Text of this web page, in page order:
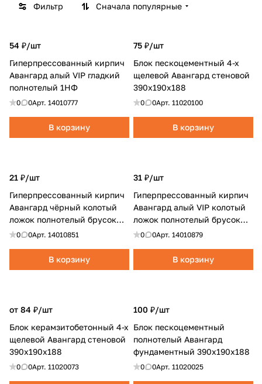
Фильтр Сначала популярные
54 ₽/шт
Гиперпрессованный кирпич
Авангард алый VIP гладкий
полнотелый 1НФ
0 0Арт. 14010777
В корзину
75 ₽/шт
Блок пескоцементный 4-х
щелевой Авангард стеновой
390х190х188
0 0Арт. 11020100
В корзину
21 ₽/шт
Гиперпрессованный кирпич
Авангард чёрный колотый
ложок полнотелый брусок
0.5НФ
0 0Арт. 14010851
В корзину
31 ₽/шт
Гиперпрессованный кирпич
Авангард алый VIP колотый
ложок полнотелый брусок
0.5НФ
0 0Арт. 14010879
В корзину
от 84 ₽/шт
Блок керамзитобетонный 4-х
щелевой Авангард стеновой
390х190х188
0 0Арт. 11020073
100 ₽/шт
Блок пескоцементный
полнотелый Авангард
фундаментный 390х190х188
0 0Арт. 11020025